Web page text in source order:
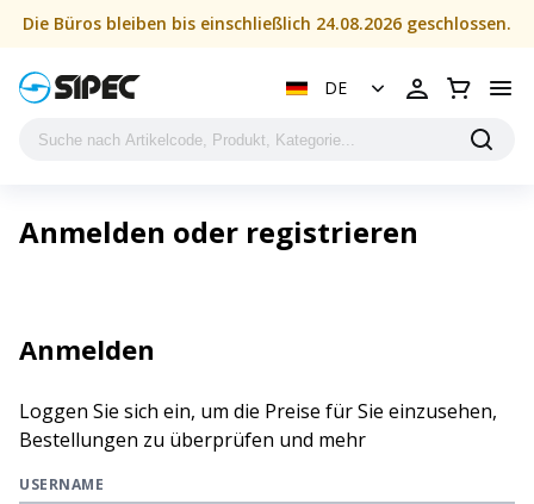
Die Büros bleiben bis einschließlich 24.08.2026 geschlossen.
DE
Anmelden oder registrieren
Anmelden
Loggen Sie sich ein, um die Preise für Sie einzusehen,
Bestellungen zu überprüfen und mehr
USERNAME
Anmelden | SIPEC